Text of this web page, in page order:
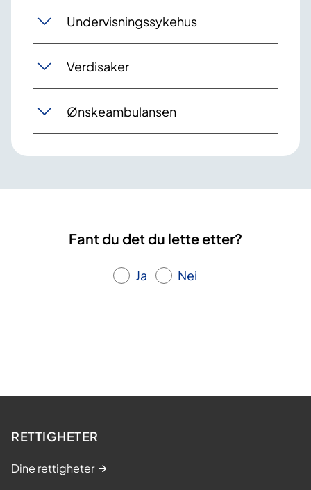
Undervisningssykehus
Verdisaker
Ønskeambulansen
Fant du det du lette etter?
Ja Nei
RETTIGHETER
Dine rettigheter